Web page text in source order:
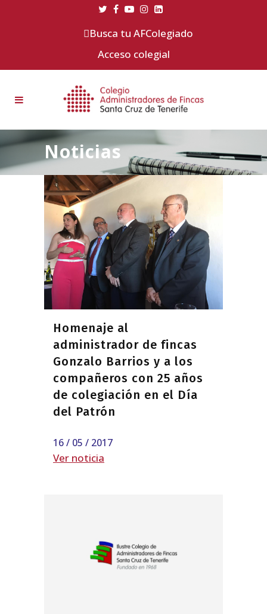
Busca tu AFColegiado
Acceso colegial
Noticias
Homenaje al
administrador de fincas
Gonzalo Barrios y a los
compañeros con 25 años
de colegiación en el Día
del Patrón
16 / 05 / 2017
Ver noticia